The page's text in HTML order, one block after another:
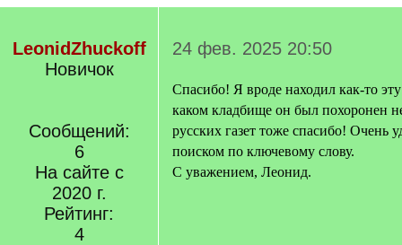
LeonidZhuckoff
Новичок
Сообщений:
6
На сайте с
2020 г.
Рейтинг:
4
24 фев. 2025 20:50
Спасибо! Я вроде находил как-то
каком кладбище он был похоронен
русских газет тоже спасибо! Очень
поиском по ключевому слову.
С уважением, Леонид.